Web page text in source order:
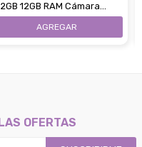
12GB RAM Cámara
- Gris
OFERTAS